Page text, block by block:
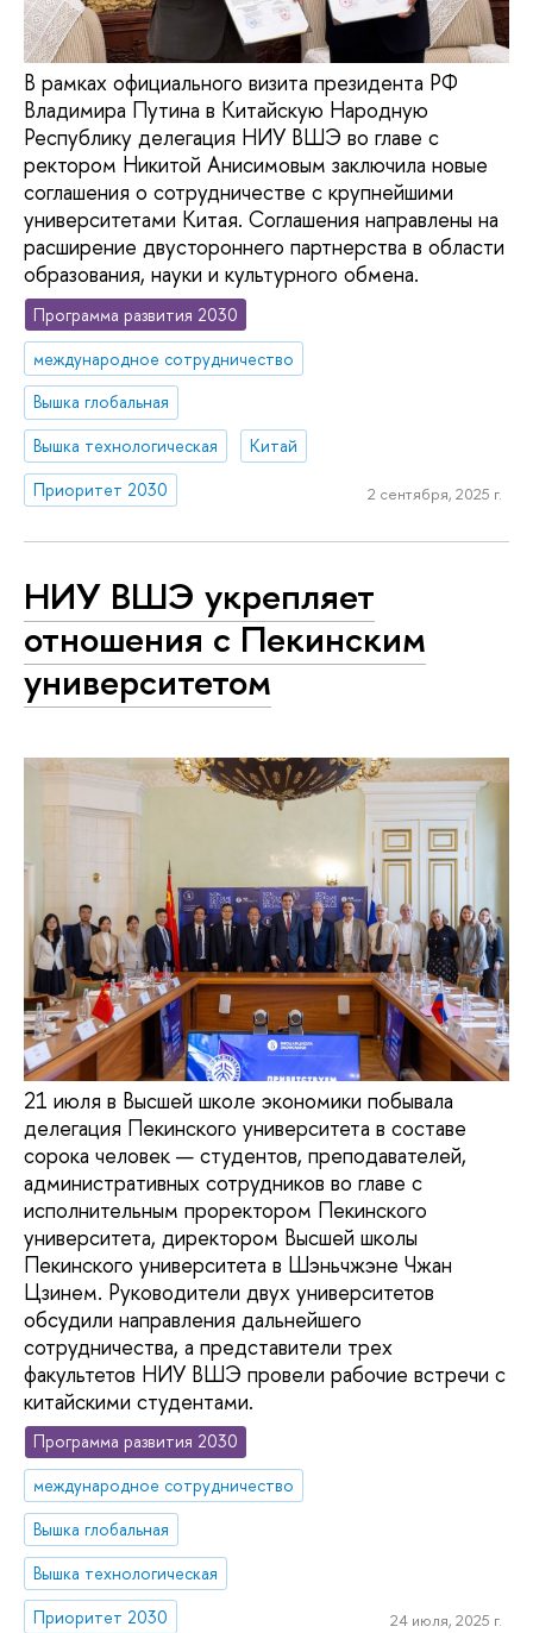
В рамках официального визита президента РФ
Владимира Путина в Китайскую Народную
Республику делегация НИУ ВШЭ во главе с
ректором Никитой Анисимовым заключила новые
соглашения о сотрудничестве с крупнейшими
университетами Китая. Соглашения направлены на
расширение двустороннего партнерства в области
образования, науки и культурного обмена.
Программа развития 2030
международное сотрудничество
Вышка глобальная
Вышка технологическая
Китай
Приоритет 2030
2 сентября, 2025 г.
НИУ ВШЭ укрепляет
отношения с Пекинским
университетом
21 июля в Высшей школе экономики побывала
делегация Пекинского университета в составе
сорока человек — студентов, преподавателей,
административных сотрудников во главе с
исполнительным проректором Пекинского
университета, директором Высшей школы
Пекинского университета в Шэньчжэне Чжан
Цзинем. Руководители двух университетов
обсудили направления дальнейшего
сотрудничества, а представители трех
факультетов НИУ ВШЭ провели рабочие встречи с
китайскими студентами.
Программа развития 2030
международное сотрудничество
Вышка глобальная
Вышка технологическая
Приоритет 2030
24 июля, 2025 г.